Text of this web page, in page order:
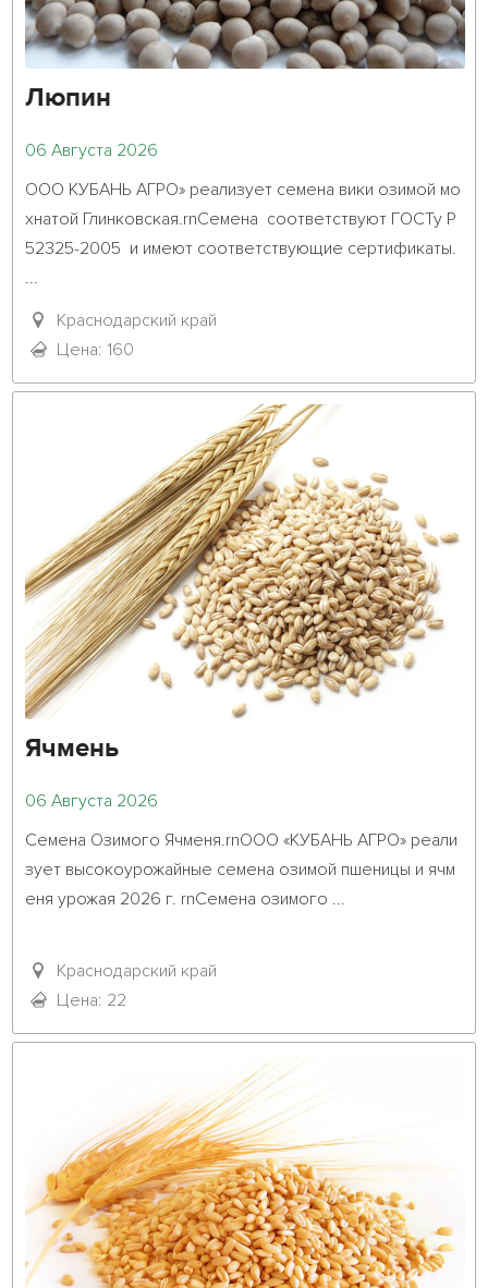
Люпин
06 Августа 2026
ООО КУБАНЬ АГРО» реализует семена вики озимой мо
хнатой Глинковская.rnСемена  соответствуют ГОСТу Р
52325-2005  и имеют соответствующие сертификаты.
...
Краснодарский край
Цена: 160
Ячмень
06 Августа 2026
Семена Озимого Ячменя.rnООО «КУБАНЬ АГРО» реали
зует высокоурожайные семена озимой пшеницы и ячм
еня урожая 2026 г. rnСемена озимого ...
Краснодарский край
Цена: 22